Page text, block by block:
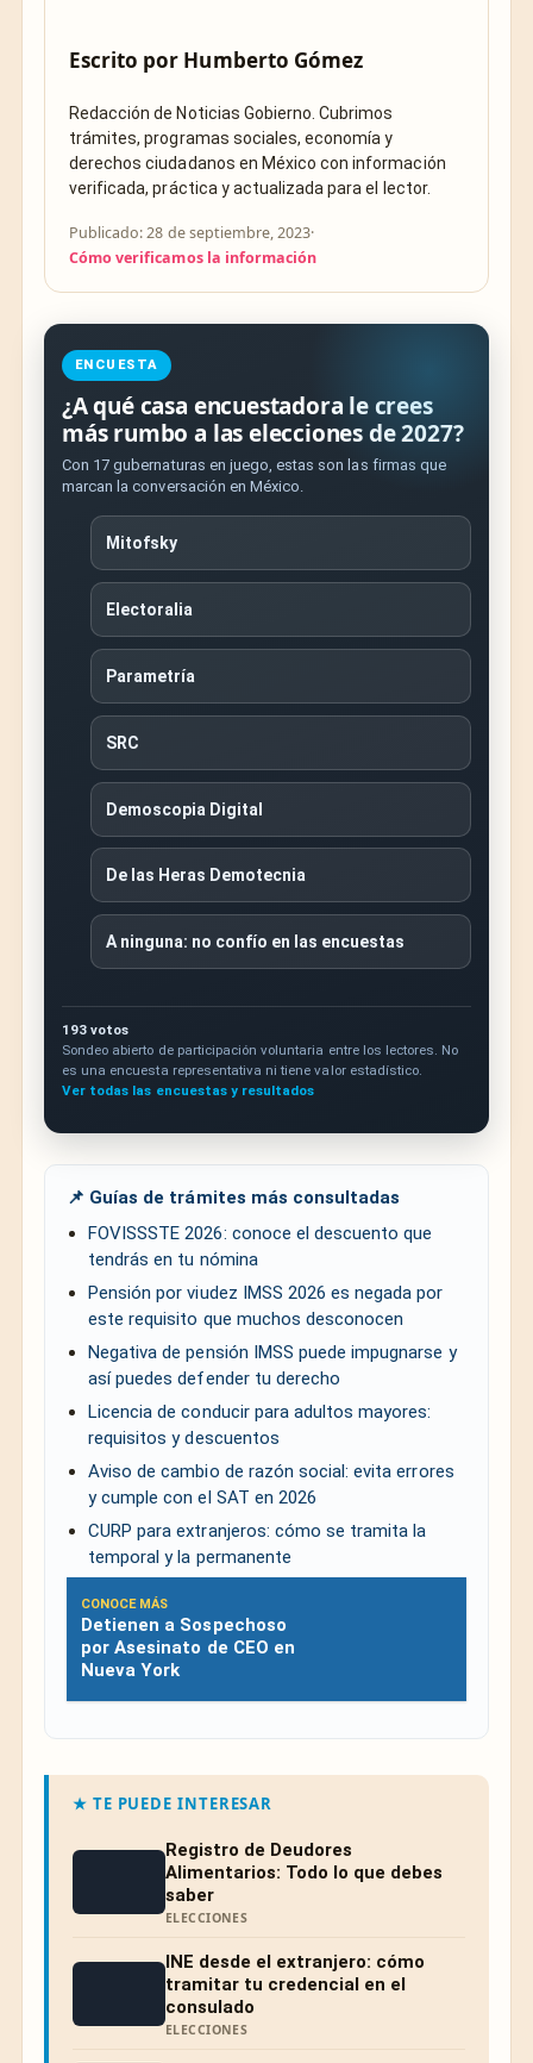
Escrito por Humberto Gómez
Redacción de Noticias Gobierno. Cubrimos
trámites, programas sociales, economía y
derechos ciudadanos en México con información
verificada, práctica y actualizada para el lector.
Publicado: 28 de septiembre, 2023·
Cómo verificamos la información
ENCUESTA
¿A qué casa encuestadora le crees
más rumbo a las elecciones de 2027?
Con 17 gubernaturas en juego, estas son las firmas que
marcan la conversación en México.
Mitofsky
Electoralia
Parametría
SRC
Demoscopia Digital
De las Heras Demotecnia
A ninguna: no confío en las encuestas
193 votos
Sondeo abierto de participación voluntaria entre los lectores. No
es una encuesta representativa ni tiene valor estadístico.
Ver todas las encuestas y resultados
📌 Guías de trámites más consultadas
FOVISSSTE 2026: conoce el descuento que
tendrás en tu nómina
Pensión por viudez IMSS 2026 es negada por
este requisito que muchos desconocen
Negativa de pensión IMSS puede impugnarse y
así puedes defender tu derecho
Licencia de conducir para adultos mayores:
requisitos y descuentos
Aviso de cambio de razón social: evita errores
y cumple con el SAT en 2026
CURP para extranjeros: cómo se tramita la
temporal y la permanente
CONOCE MÁS
Detienen a Sospechoso
por Asesinato de CEO en
Nueva York
★ TE PUEDE INTERESAR
Registro de Deudores
Alimentarios: Todo lo que debes
saber
ELECCIONES
INE desde el extranjero: cómo
tramitar tu credencial en el
consulado
ELECCIONES